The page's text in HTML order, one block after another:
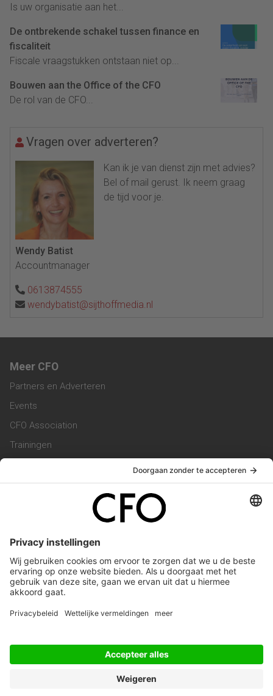
Is uw organisatie aan het...
De ontbrekende schakel tussen finance en
fiscaliteit
Fiscale vraagstukken ontstaan niet op...
Bouwen aan the Office of the CFO
De rol van de CFO...
Vragen over adverteren?
Kan ik je van dienst zijn met advies?
Bel of mail gerust. Ik neem graag
de tijd voor je.
Wendy Batist
Accountmanager
0613874555
wendybatist@sijthoffmedia.nl
Meer CFO
Partners en Adverteren
Events
CFO Association
Trainingen
Vacatures
Service & Contact
Werken bij ons
Privacy Statement
Algemene Voorwaarden